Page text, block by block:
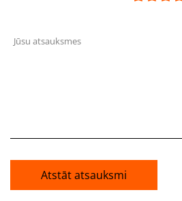
Jūsu atsauksmes
Atstāt atsauksmi